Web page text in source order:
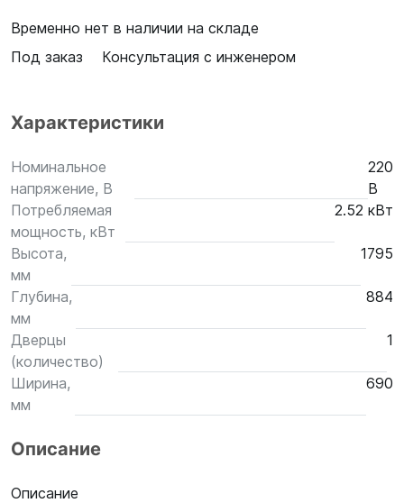
Временно нет в наличии на складе
Под заказ
Консультация с инженером
Характеристики
Номинальное
напряжение, В
220
В
Потребляемая
мощность, кВт
2.52 кВт
Высота,
мм
1795
Глубина,
мм
884
Дверцы
(количество)
1
Ширина,
мм
690
Описание
Описание